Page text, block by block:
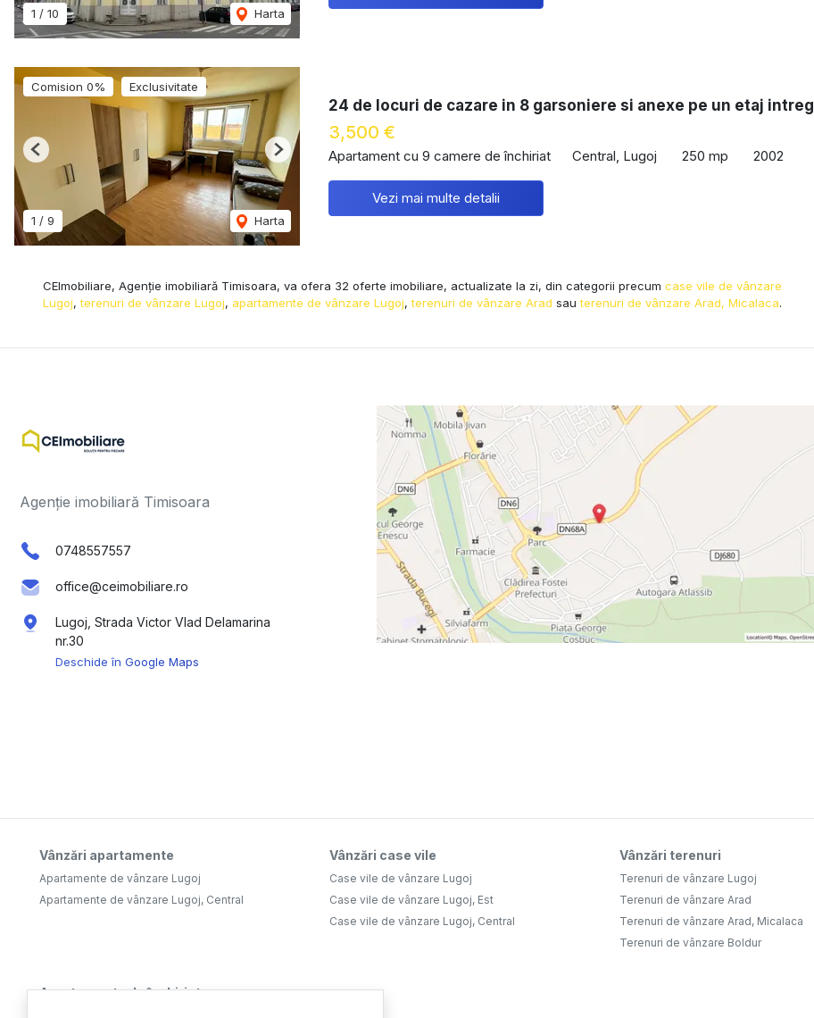
1 / 10 Harta
Comision 0% Exclusivitate
1 / 9 Harta
Previous Next
24 de locuri de cazare in 8 garsoniere si anexe pe un etaj intreg
3,500 €
Apartament cu 9 camere de închiriat Central, Lugoj 250 mp 2002
Vezi mai multe detalii
CEImobiliare, Agenție imobiliară Timisoara, va ofera 32 oferte imobiliare, actualizate la zi, din categorii precum case vile de vânzare
Lugoj,terenuri de vânzare Lugoj, apartamente de vânzare Lugoj,terenuri de vânzare Arad sauterenuri de vânzare Arad, Micalaca.
Agenție imobiliară Timisoara
0748557557
office@ceimobiliare.ro
Lugoj, Strada Victor Vlad Delamarina
nr.30
Deschide în Google Maps
Vânzări apartamente
Apartamente de vânzare Lugoj
Apartamente de vânzare Lugoj, Central
Vânzări case vile
Case vile de vânzare Lugoj
Case vile de vânzare Lugoj, Est
Case vile de vânzare Lugoj, Central
Vânzări terenuri
Terenuri de vânzare Lugoj
Terenuri de vânzare Arad
Terenuri de vânzare Arad, Micalaca
Terenuri de vânzare Boldur
Apartamente de închiriat